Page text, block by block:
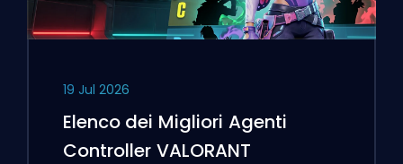
19 Jul 2026
Elenco dei Migliori Agenti
Controller VALORANT